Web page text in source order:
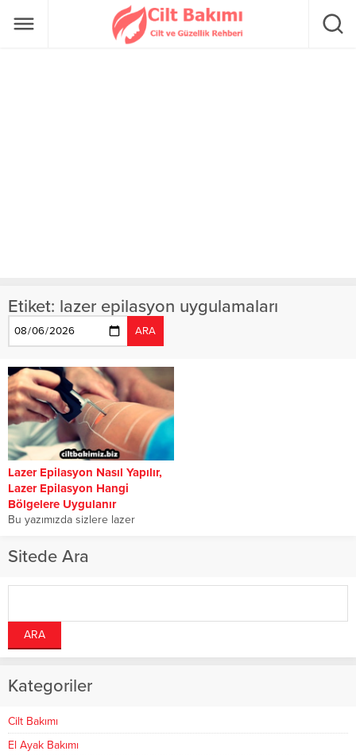
Sitede Ara
Kategoriler
Cilt Bakımı
El Ayak Bakımı
Etiket: lazer epilasyon uygulamaları
ARA
Lazer Epilasyon Nasıl Yapılır,
Lazer Epilasyon Hangi
Bölgelere Uygulanır
Bu yazımızda sizlere lazer
cevaplar vereceğiz. Lazer